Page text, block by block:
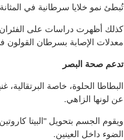
تُبطئ نمو خلايا سرطانية في
كذلك أظهرت دراسات على الفئران
معدلات الإصابة بسرطان القولون
تدعم صحة البصر
البطاطا الحلوة، خاصة
عن لونها الزاهي.
ويقوم الجسم بتحويل "البيتا
الضوء داخل العينين.